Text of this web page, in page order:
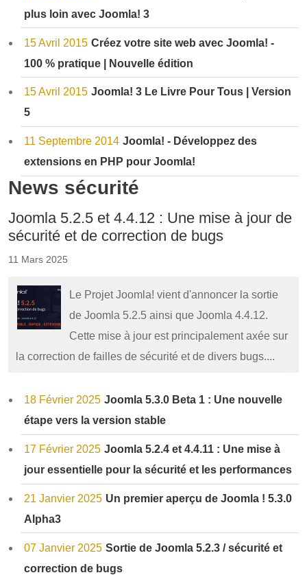
plus loin avec Joomla! 3
15 Avril 2015 Créez votre site web avec Joomla! -
100 % pratique | Nouvelle édition
15 Avril 2015 Joomla! 3 Le Livre Pour Tous | Version
5
11 Septembre 2014 Joomla! - Développez des
extensions en PHP pour Joomla!
News sécurité
Joomla 5.2.5 et 4.4.12 : Une mise à jour de
sécurité et de correction de bugs
11 Mars 2025
Le Projet Joomla! vient d'annoncer la sortie
de Joomla 5.2.5 ainsi que Joomla 4.4.12.
Cette mise à jour est principalement axée sur
la correction de failles de sécurité et de divers bugs....
18 Février 2025 Joomla 5.3.0 Beta 1 : Une nouvelle
étape vers la version stable
17 Février 2025 Joomla 5.2.4 et 4.4.11 : Une mise à
jour essentielle pour la sécurité et les performances
21 Janvier 2025 Un premier aperçu de Joomla ! 5.3.0
Alpha3
07 Janvier 2025 Sortie de Joomla 5.2.3 / sécurité et
correction de bugs